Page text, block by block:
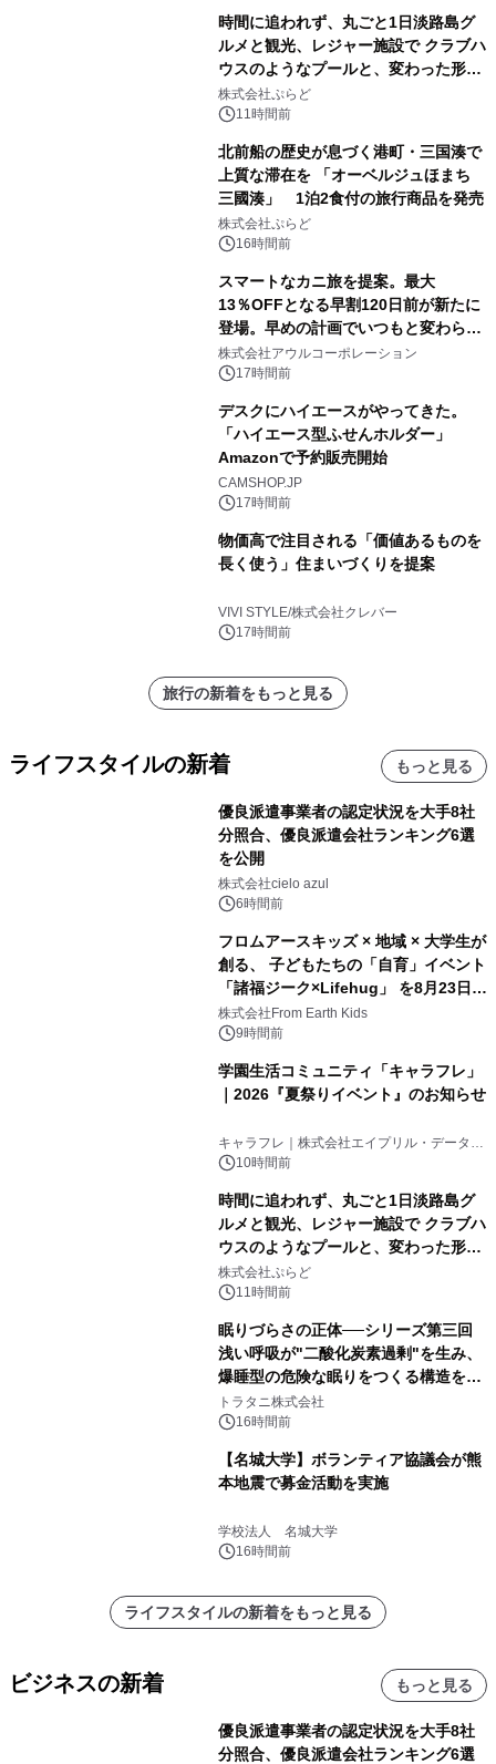
時間に追われず、丸ごと1日淡路島グ
ルメと観光、レジャー施設で クラブハ
ウスのようなプールと、変わった形の
サウナも 「THE BOXY AWAJI」のお
得な素泊まり連泊プランで
株式会社ぷらど
11時間前
北前船の歴史が息づく港町・三国湊で
上質な滞在を 「オーベルジュほまち
三國湊」 1泊2食付の旅行商品を発売
株式会社ぷらど
16時間前
スマートなカニ旅を提案。最大
13％OFFとなる早割120日前が新たに
登場。早めの計画でいつもと変わらぬ
大人の冬旅を。ー夕日ヶ浦温泉「佳松
苑 別邸ふうか」ー
株式会社アウルコーポレーション
17時間前
デスクにハイエースがやってきた。
「ハイエース型ふせんホルダー」
Amazonで予約販売開始
CAMSHOP.JP
17時間前
物価高で注目される「価値あるものを
長く使う」住まいづくりを提案
VIVI STYLE/株式会社クレバー
17時間前
旅行の新着をもっと見る
ライフスタイルの新着 もっと見る
優良派遣事業者の認定状況を大手8社
分照合、優良派遣会社ランキング6選
を公開
株式会社cielo azul
6時間前
フロムアースキッズ × 地域 × 大学生が
創る、 子どもたちの「自育」イベント
「諸福ジーク×Lifehug」 を8月23日
(日)開催
株式会社From Earth Kids
9時間前
学園生活コミュニティ「キャラフレ」
｜2026『夏祭りイベント』のお知らせ
キャラフレ｜株式会社エイプリル・データ・
デザインズ
10時間前
時間に追われず、丸ごと1日淡路島グ
ルメと観光、レジャー施設で クラブハ
ウスのようなプールと、変わった形の
サウナも 「THE BOXY AWAJI」のお
得な素泊まり連泊プランで
株式会社ぷらど
11時間前
眠りづらさの正体──シリーズ第三回
浅い呼吸が"二酸化炭素過剰"を生み、
爆睡型の危険な眠りをつくる構造を解
説
トラタニ株式会社
16時間前
【名城大学】ボランティア協議会が熊
本地震で募金活動を実施
学校法人 名城大学
16時間前
ライフスタイルの新着をもっと見る
ビジネスの新着 もっと見る
優良派遣事業者の認定状況を大手8社
分照合、優良派遣会社ランキング6選